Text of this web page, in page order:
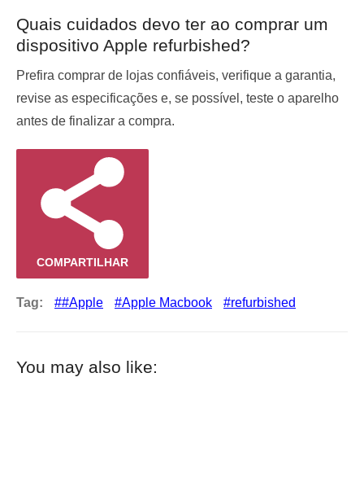
Quais cuidados devo ter ao comprar um
dispositivo Apple refurbished?
Prefira comprar de lojas confiáveis, verifique a garantia,
revise as especificações e, se possível, teste o aparelho
antes de finalizar a compra.
COMPARTILHAR
Tag: #Apple Apple Macbook refurbished
You may also like: